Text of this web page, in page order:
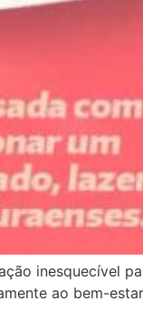
inesquecível
ao bem-